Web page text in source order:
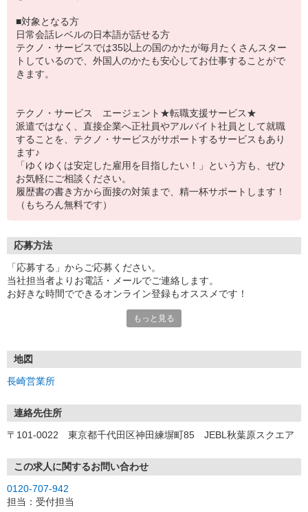
■対象となる方
日常会話レベルの日本語が話せる方
テクノ・サービスでは35以上の国のかたが毎月たくさんスター
トしているので、外国人のかたも安心してお仕事することがで
きます。
テクノ・サービス エージェント★転職支援サービス★
派遣ではなく、直接企業へ正社員やアルバイト社員として就職
することを、テクノ・サービスがサポートするサービスもあり
ます♪
「ゆくゆくは安定した雇用を目指したい！」という方も、ぜひ
お気軽にご相談ください。
履歴書の書き方から面接の対策まで、精一杯サポートします！
（もちろん無料です）
応募方法
「応募する」からご応募ください。
当社担当者よりお電話・メールでご連絡します。
お好きな時間でできるオンライン登録もオススメです！
もっと見る
地図
長崎営業所
連絡先住所
〒101-0022 東京都千代田区神田練塀町85 JEBL秋葉原スクエア
この求人に関するお問い合わせ
0120-707-942
担当：受付担当